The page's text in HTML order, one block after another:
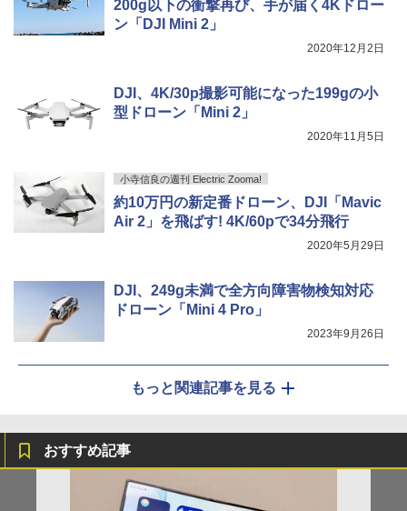
200g以下の衝撃再び、手が届く4Kドロー
ン「DJI Mini 2」
2020年12月2日
DJI、4K/30p撮影可能になった199gの小
型ドローン「Mini 2」
2020年11月5日
小寺信良の週刊 Electric Zooma!
約10万円の新定番ドローン、DJI「Mavic
Air 2」を飛ばす! 4K/60pで34分飛行
2020年5月29日
DJI、249g未満で全方向障害物検知対応
ドローン「Mini 4 Pro」
2023年9月26日
もっと関連記事を見る
おすすめ記事